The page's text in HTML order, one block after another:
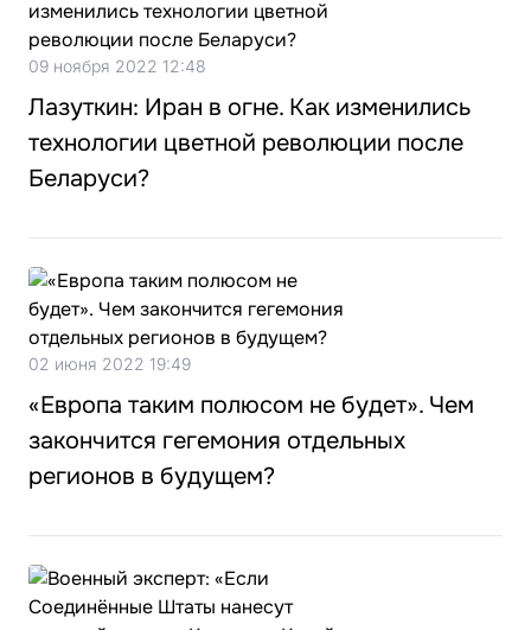
09 ноября 2022 12:48
Лазуткин: Иран в огне. Как изменились
технологии цветной революции после
Беларуси?
02 июня 2022 19:49
«Европа таким полюсом не будет». Чем
закончится гегемония отдельных
регионов в будущем?